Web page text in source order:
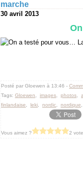
marche
30 avril 2013
Posté par Gloewen à 13:46 -
Tags: Gloewen images photos
finlandaise
leki nordic nordique
Vous aimez ? 2